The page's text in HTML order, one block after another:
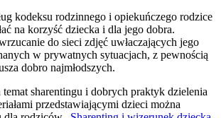
kodeksu rodzinnego i opiekuńczego rodzice
na korzyść dziecka i dla jego dobra.
do sieci zdjęć uwłaczających jego
w prywatnych sytuacjach, z pewnością
dobro najmłodszych.
sharentingu i dobrych praktyk dzielenia
przedstawiającymi dzieci można